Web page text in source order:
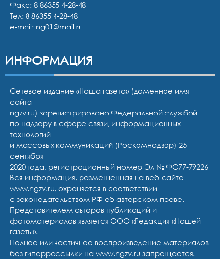
Факс: 8 86355 4-28-48
Тел: 8 86355 4-28-48
e-mail: ng01@mail.ru
ИНФОРМАЦИЯ
Сетевое издание «Наша газета» (доменное имя
сайта
ngzv.ru) зарегистрировано Федеральной службой
по надзору в сфере связи, информационных
технологий
и массовых коммуникаций (Роскомнадзор) 25
сентября
2020 года, регистрационный номер Эл № ФС77-79226
Вся информация, размещенная на веб-сайте
www.ngzv.ru, охраняется в соответствии
с законодательством РФ об авторском праве.
Представителем авторов публикаций и
фотоматериалов является ООО «Редакция «Нашей
газеты».
Полное или частичное воспроизведение материалов
без гиперрассылки на www.ngzv.ru запрещается.